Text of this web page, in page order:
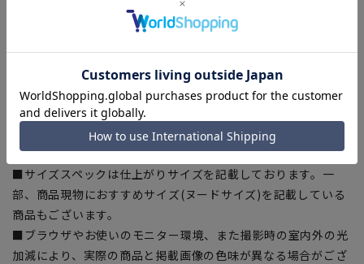
【商品に関するご注意】
■商品画像はサンプルのため、色味やサイズ等の仕様に変更が
ある場合がございますので、予めご了承ください。
■ゆとり感には個人差があります。サイズ表を確認の上、ご購
入の目安としてご利用ください。
■生地や仕様・デザインにより、着用感や実際のサイズ表に若
干の誤差が生じる場合がございます。予めご了承ください。
■サイズスペックは仕上がりサイズを記載しております。一
部、商品現物におすすめサイズ(ヌードサイズ)を記載している
商品もございます。
■ブラウザやお使いのモニター環境、また撮影時の室内外の光
加減により、実際の商品と掲載画像の色味が異なる場合がござ